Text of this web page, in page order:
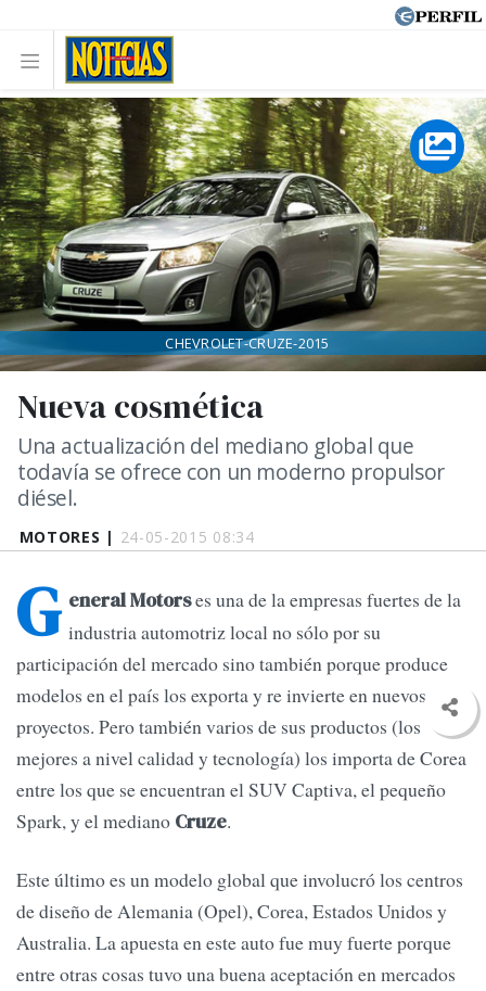
MOTORES | 24-05-2015 08:34
Nueva cosmética
Una actualización del mediano global que
todavía se ofrece con un moderno propulsor
diésel.
CHEVROLET-CRUZE-2015
G eneral Motorses una de la empresas fuertes de la
industria automotriz local no sólo por su
participación del mercado sino también porque produce
modelos en el país los exporta y re invierte en nuevos
proyectos. Pero también varios de sus productos (los
mejores a nivel calidad y tecnología) los importa de Corea
entre los que se encuentran el SUV Captiva, el pequeño
Spark, y el mediano Cruze.
Este último es un modelo global que involucró los centros
de diseño de Alemania (Opel), Corea, Estados Unidos y
Australia. La apuesta en este auto fue muy fuerte porque
entre otras cosas tuvo una buena aceptación en mercados